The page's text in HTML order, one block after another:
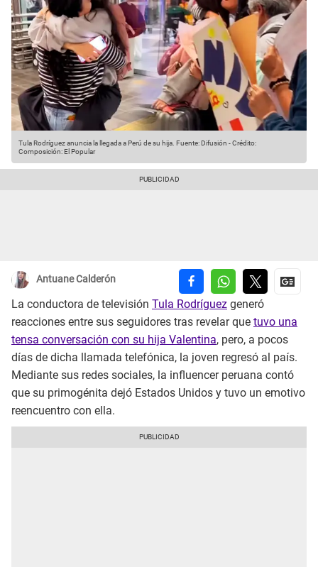
Tula Rodríguez anuncia la llegada a Perú de su hija. Fuente: Difusión -Crédito:
Composición: El Popular
Antuane Calderón
La conductora de televisión Tula Rodríguez generó
reacciones entre sus seguidores tras revelar que tuvo una
tensa conversación con su hija Valentina, pero, a pocos
días de dicha llamada telefónica, la joven regresó al país.
Mediante sus redes sociales, la influencer peruana contó
que su primogénita dejó Estados Unidos y tuvo un emotivo
reencuentro con ella.